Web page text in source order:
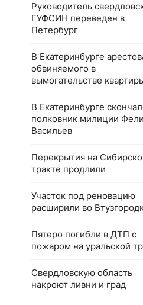
Руководитель
ГУФСИН переведен в
Петербург
В Екатеринбурге
обвиняемого в
вымогательстве
В Екатеринбурге
полковник милиции
Васильев
Перекрытия на
тракте продлили
Участок под реновацию
расширили во
Пятеро погибли в ДТП с
пожаром на уральской
Свердловскую область
накроют ливни и град